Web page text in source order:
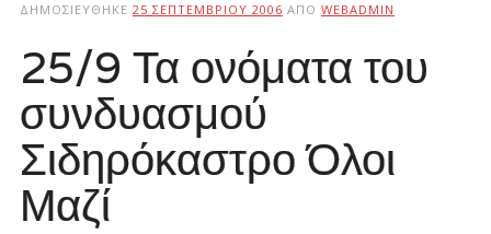
ΔΗΜΟΣΙΕΎΘΗΚΕ 25 ΣΕΠΤΕΜΒΡΊΟΥ 2006 ΑΠΌ WEBADMIN
25/9 Τα ονόματα του
συνδυασμού
Σιδηρόκαστρο Όλοι
Μαζί